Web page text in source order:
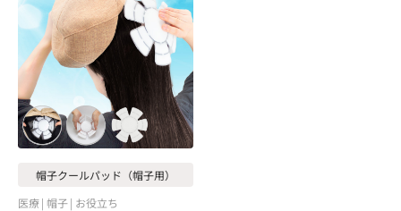
帽子クールパッド（帽子用）
医療 帽子 お役立ち